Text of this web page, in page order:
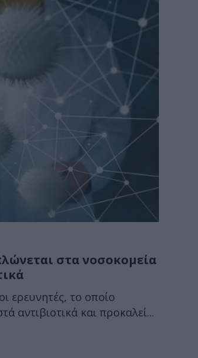
στα νοσοκομεία
ερευνητές, το οποίο
αντιβιοτικά και προκαλεί...